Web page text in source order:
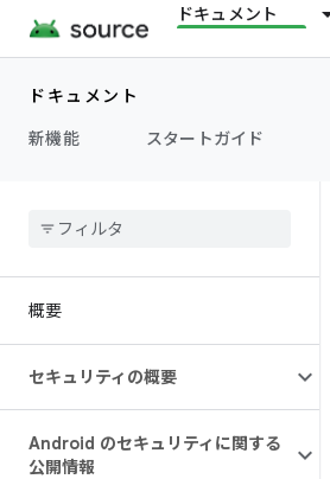
ドキュメント
ドキュメント
新機能
スタートガイド
概要
セキュリティの概要
Android のセキュリティに関する
公開情報